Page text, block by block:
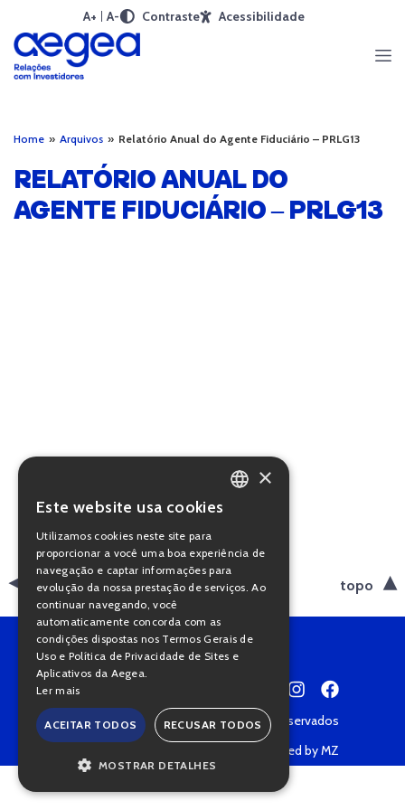
A+ A- Contraste Acessibilidade
Home » Arquivos » Relatório Anual do Agente Fiduciário – PRLG13
RELATÓRIO ANUAL DO
AGENTE FIDUCIÁRIO – PRLG13
voltar topo
Copyright © 2022 • Todos os direitos reservados
Powered by MZ
PORTUGUESE
×
Este website usa cookies
Utilizamos cookies neste site para
proporcionar a você uma boa experiência de
navegação e captar informações para
evolução da nossa prestação de serviços. Ao
continuar navegando, você
automaticamente concorda com as
condições dispostas nos Termos Gerais de
Uso e Política de Privacidade de Sites e
Aplicativos da Aegea.
Ler mais
ACEITAR TODOS RECUSAR TODOS
MOSTRAR DETALHES